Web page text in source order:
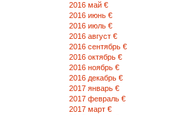
2016 май €
2016 июнь €
2016 июль €
2016 август €
2016 сентябрь €
2016 октябрь €
2016 ноябрь €
2016 декабрь €
2017 январь €
2017 февраль €
2017 март €